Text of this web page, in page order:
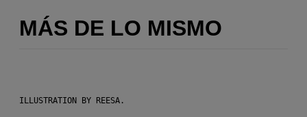
MÁS DE LO MISMO
ILLUSTRATION BY REESA.